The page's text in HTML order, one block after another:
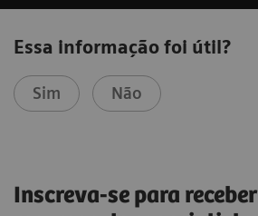
Essa informação foi útil?
Sim Não
Inscreva-se para